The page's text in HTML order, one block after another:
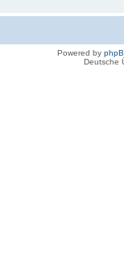
Powered by
Deutsche